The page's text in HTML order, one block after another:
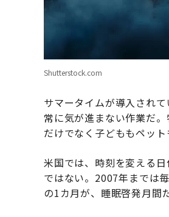
Shutterstock.com
サマータイムが導入され
常に気が進まない作業だ
だけでなく子どももペッ
米国では、時刻を変える
ではない。2007年までは
の1カ月が、睡眠啓発月間だ